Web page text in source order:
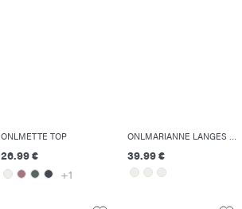
ONLMETTE TOP
26.99 €
+1
39.99 €